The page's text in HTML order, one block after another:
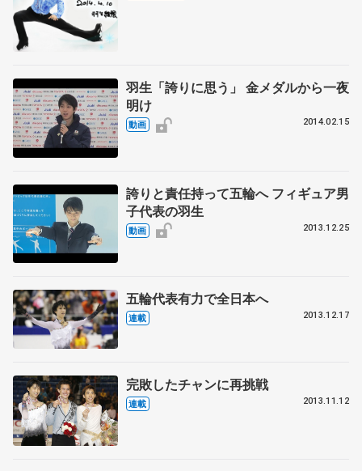
羽生「誇りに思う」 金メダルから一夜
明け
動画 2014.02.15
誇りと責任持って五輪へ フィギュア男
子代表の羽生
動画 2013.12.25
五輪代表有力で全日本へ
連載 2013.12.17
完敗したチャンに再挑戦
連載 2013.11.12